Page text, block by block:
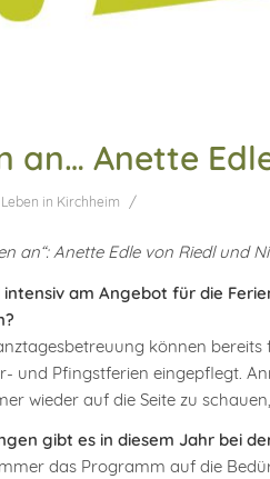
an… Anette
Leben in Kirchheim /
an“: Anette Edle von Riedl
am Angebot für die
können
und Pfingstferien eingepflegt.
wieder auf die Seite zu
gibt es in diesem Jahr bei
das Programm auf die